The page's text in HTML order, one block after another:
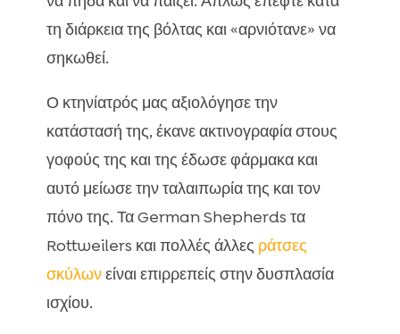
τη διάρκεια της βόλτας και «αρνιότανε» να
σηκωθεί.
Ο κτηνίατρός μας αξιολόγησε την
κατάστασή της, έκανε ακτινογραφία στους
γοφούς της και της έδωσε φάρμακα και
αυτό μείωσε την ταλαιπωρία της και τον
πόνο της. Τα German Shepherds τα
Rottweilers και πολλές άλλες ράτσες
σκύλωνείναι επιρρεπείς στην δυσπλασία
ισχίου.